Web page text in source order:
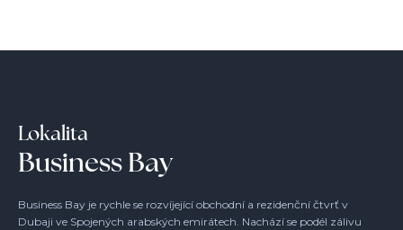
Lokalita
Business Bay
Business Bay je rychle se rozvíjející obchodní a rezidenční čtvrť v
Dubaji ve Spojených arabských emirátech. Nachází se podél zálivu